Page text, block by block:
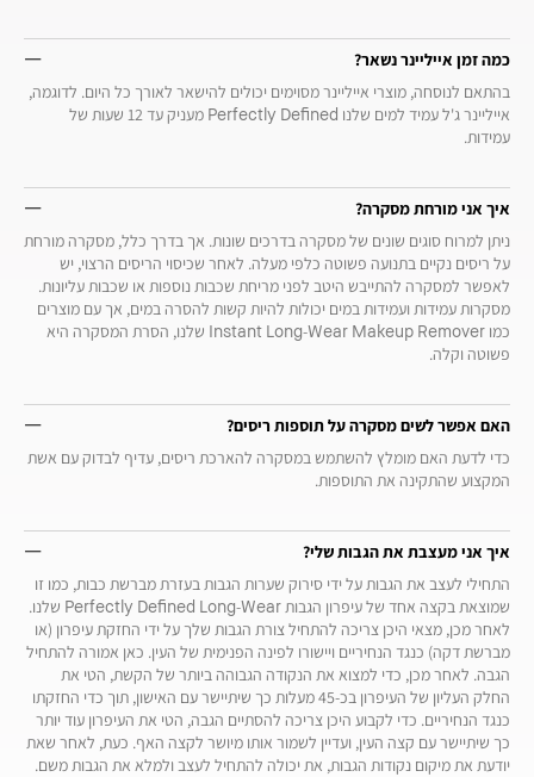
כמה זמן אייליינר נשאר?
בהתאם לנוסחה, מוצרי אייליינר מסוימים יכולים להישאר לאורך כל היום. לדוגמה,
אייליינר ג'ל עמיד למים שלנו Perfectly Defined מעניק עד 12 שעות של
עמידות.
איך אני מורחת מסקרה?
ניתן למרוח סוגים שונים של מסקרה בדרכים שונות. אך בדרך כלל, מסקרה מורחת
על ריסים נקיים בתנועה פשוטה כלפי מעלה. לאחר שכיסוי הריסים הרצוי, יש
לאפשר למסקרה להתייבש היטב לפני מריחת שכבות נוספות או שכבות עליונות.
מסקרות עמידות ועמידות במים יכולות להיות קשות להסרה במים, אך עם מוצרים
כמו Instant Long-Wear Makeup Remover שלנו, הסרת המסקרה היא
פשוטה וקלה.
האם אפשר לשים מסקרה על תוספות ריסים?
כדי לדעת האם מומלץ להשתמש במסקרה להארכת ריסים, עדיף לבדוק עם אשת
המקצוע שהתקינה את התוספות.
איך אני מעצבת את הגבות שלי?
התחילי לעצב את הגבות על ידי סירוק שערות הגבות בעזרת מברשת כבות, כמו זו
שמוצאת בקצה אחד של עיפרון הגבות Perfectly Defined Long-Wear שלנו.
לאחר מכן, מצאי היכן צריכה להתחיל צורת הגבות שלך על ידי החזקת עיפרון (או
מברשת דקה) כנגד הנחיריים ויישורו לפינה הפנימית של העין. כאן אמורה להתחיל
הגבה. לאחר מכן, כדי למצוא את הנקודה הגבוהה ביותר של הקשת, הטי את
החלק העליון של העיפרון בכ-45 מעלות כך שיתיישר עם האישון, תוך כדי החזקתו
כנגד הנחיריים. כדי לקבוע היכן צריכה להסתיים הגבה, הטי את העיפרון עוד יותר
כך שיתיישר עם קצה העין, ועדיין לשמור אותו מיושר לקצה האף. כעת, לאחר שאת
יודעת את מיקום נקודות הגבות, את יכולה להתחיל לעצב ולמלא את הגבות משם.